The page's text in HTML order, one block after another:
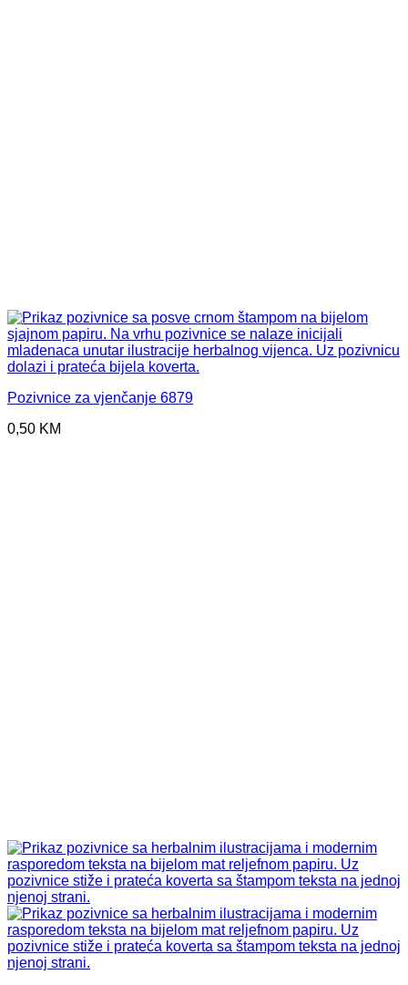
Pozivnice za vjenčanje 6879
0,50 KM